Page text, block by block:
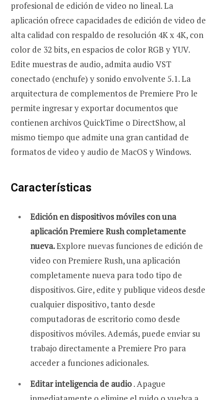
profesional de edición de video no lineal. La
aplicación ofrece capacidades de edición de video de
alta calidad con respaldo de resolución 4K x 4K, con
color de 32 bits, en espacios de color RGB y YUV.
Edite muestras de audio, admita audio VST
conectado (enchufe) y sonido envolvente 5.1. La
arquitectura de complementos de Premiere Pro le
permite ingresar y exportar documentos que
contienen archivos QuickTime o DirectShow, al
mismo tiempo que admite una gran cantidad de
formatos de video y audio de MacOS y Windows.
Características
Edición en dispositivos móviles con una
aplicación Premiere Rush completamente
nueva.Explore nuevas funciones de edición de
video con Premiere Rush, una aplicación
completamente nueva para todo tipo de
dispositivos. Gire, edite y publique videos desde
cualquier dispositivo, tanto desde
computadoras de escritorio como desde
dispositivos móviles. Además, puede enviar su
trabajo directamente a Premiere Pro para
acceder a funciones adicionales.
Editar inteligencia de audio. Apague